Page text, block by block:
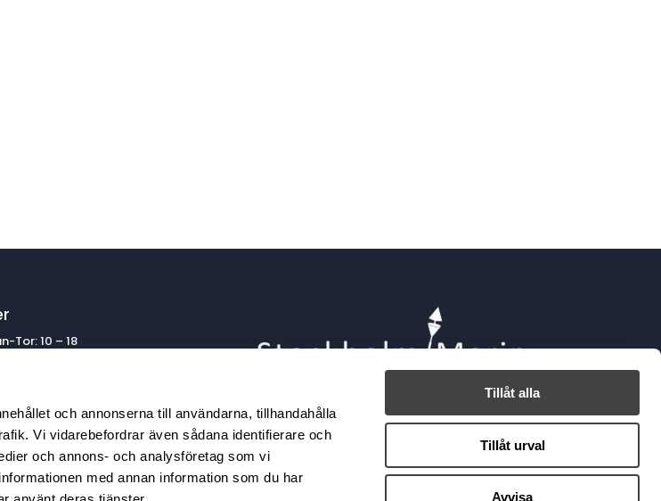
och annonserna till användarna, tillhandahålla
Vi vidarebefordrar även sådana identifierare och
och annons- och analysföretag som vi
med annan information som du har
Tillåt alla
Tillåt urval
Avvisa
Tor: 10 – 18
din nya segel- eller motorbåt av
Klickahär .